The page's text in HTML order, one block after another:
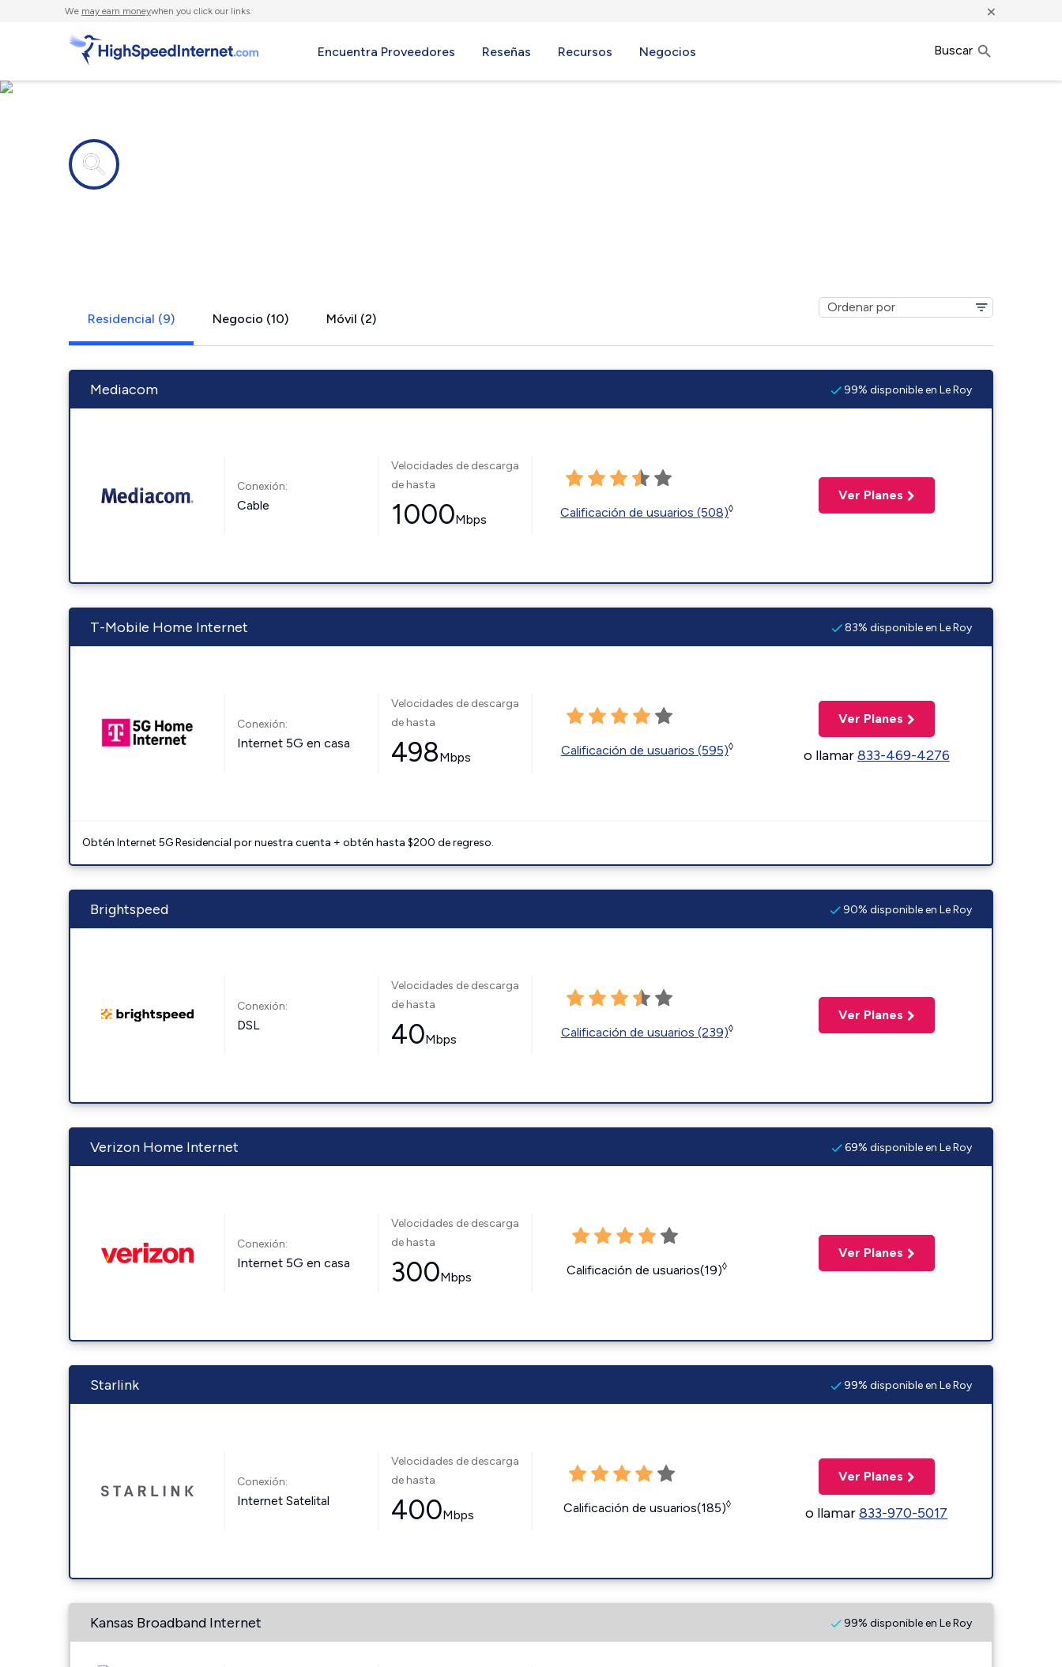
We may earn moneywhen you click our links. ×
Encuentra Proveedores Reseñas Recursos Negocios Buscar
Residencial (9) Negocio (10) Móvil (2)
Mediacom 99% disponible en Le Roy
Conexión:
Cable
Velocidades de descarga
de hasta
1000Mbps Calificación de usuarios (508)◊
Ver Planes
T-Mobile Home Internet 83% disponible en Le Roy
Conexión:
Internet 5G en casa
Velocidades de descarga
de hasta
498Mbps Calificación de usuarios (595)◊
Ver Planes
o llamar833-469-4276
Obtén Internet 5G Residencial por nuestra cuenta + obtén hasta $200 de regreso.
Brightspeed 90% disponible en Le Roy
Conexión:
DSL
Velocidades de descarga
de hasta
40Mbps Calificación de usuarios (239)◊
Ver Planes
Verizon Home Internet 69% disponible en Le Roy
Conexión:
Internet 5G en casa
Velocidades de descarga
de hasta
300Mbps Calificación de usuarios(19)◊
Ver Planes
Starlink 99% disponible en Le Roy
Conexión:
Internet Satelital
Velocidades de descarga
de hasta
400Mbps Calificación de usuarios(185)◊
Ver Planes
o llamar833-970-5017
Kansas Broadband Internet 99% disponible en Le Roy